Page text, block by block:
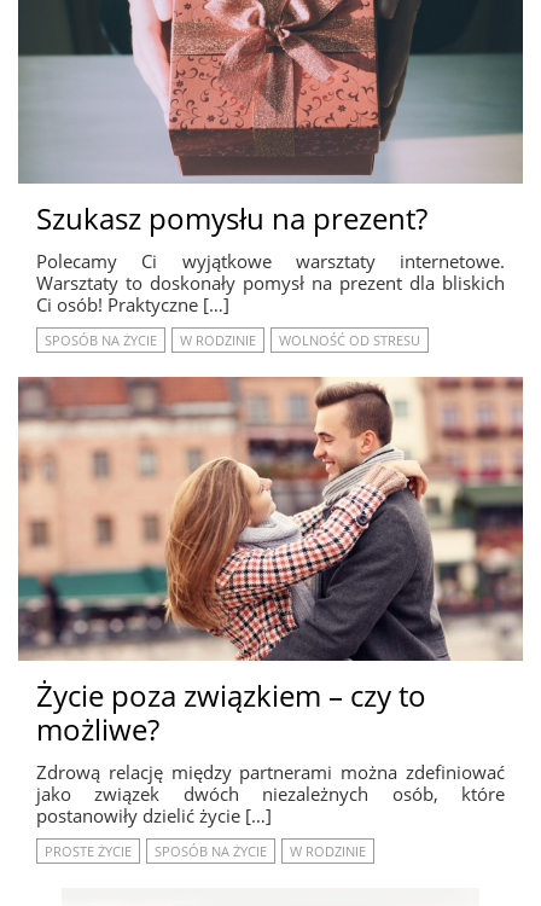
Szukasz pomysłu na prezent?
Polecamy Ci wyjątkowe warsztaty internetowe.
Warsztaty to doskonały pomysł na prezent dla bliskich
Ci osób! Praktyczne […]
SPOSÓB NA ŻYCIE W RODZINIE WOLNOŚĆ OD STRESU
Życie poza związkiem – czy to
możliwe?
Zdrową relację między partnerami można zdefiniować
jako związek dwóch niezależnych osób, które
postanowiły dzielić życie […]
PROSTE ŻYCIE SPOSÓB NA ŻYCIE W RODZINIE